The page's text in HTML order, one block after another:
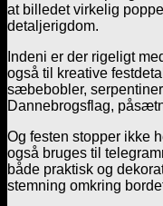
at billedet virkelig
detaljerigdom.
Indeni er der rigeligt
også til kreative
sæbebobler,
Dannebrogsflag,
Og festen stopper ikke
også bruges til
både praktisk og
stemning omkring